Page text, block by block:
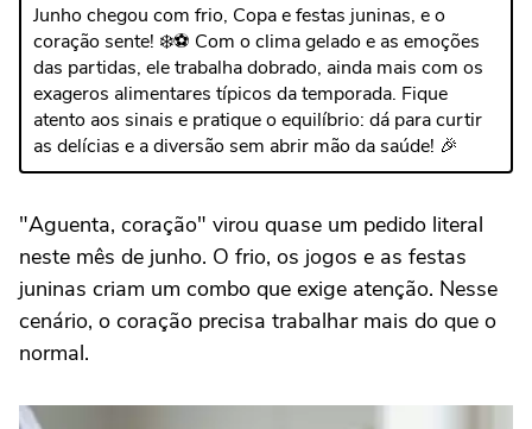
Junho chegou com frio, Copa e festas juninas, e o
coração sente! ❄️⚽ Com o clima gelado e as emoções
das partidas, ele trabalha dobrado, ainda mais com os
exageros alimentares típicos da temporada. Fique
atento aos sinais e pratique o equilíbrio: dá para curtir
as delícias e a diversão sem abrir mão da saúde! 🎉
"Aguenta, coração" virou quase um pedido literal
neste mês de junho. O frio, os jogos e as festas
juninas criam um combo que exige atenção. Nesse
cenário, o coração precisa trabalhar mais do que o
normal.